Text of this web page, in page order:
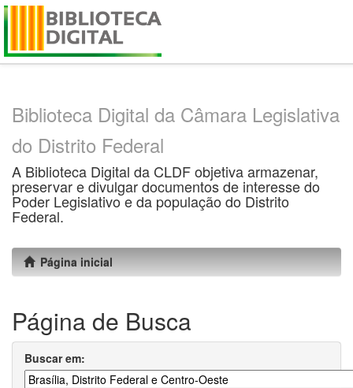
Skip
Biblioteca Digital da Câmara Legislativa
do Distrito Federal
A Biblioteca Digital da CLDF objetiva armazenar,
preservar e divulgar documentos de interesse do
Poder Legislativo e da população do Distrito
Federal.
Página inicial
Página de Busca
Buscar em: